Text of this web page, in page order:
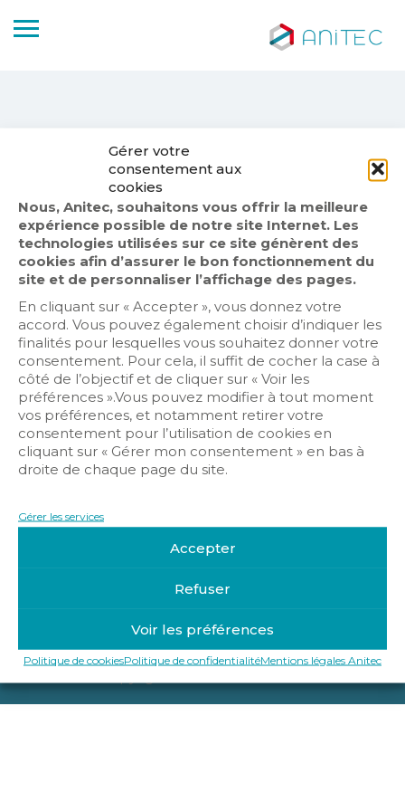
Gérer votre
consentement aux
cookies
Nous, Anitec, souhaitons vous offrir la meilleure
expérience possible de notre site Internet. Les
technologies utilisées sur ce site génèrent des
cookies afin d’assurer le bon fonctionnement du
site et de personnaliser l’affichage des pages.
En cliquant sur « Accepter », vous donnez votre
accord. Vous pouvez également choisir d’indiquer les
finalités pour lesquelles vous souhaitez donner votre
consentement. Pour cela, il suffit de cocher la case à
côté de l’objectif et de cliquer sur « Voir les
préférences ».Vous pouvez modifier à tout moment
vos préférences, et notamment retirer votre
consentement pour l’utilisation de cookies en
cliquant sur « Gérer mon consentement » en bas à
droite de chaque page du site.
Gérer les services
Accepter
Refuser
Voir les préférences
Politique de cookiesPolitique de confidentialitéMentions légales Anitec
No Results
Sorry! There are no posts matching your search.
Try changing your search Keyword
Mentions légales Anitec
Politique de confidentialité
Politique de cookies